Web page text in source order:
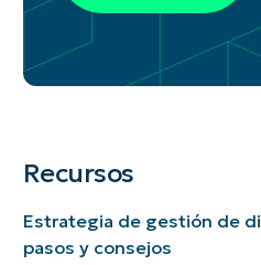
Recursos
Estrategia de gestión de
pasos y consejos